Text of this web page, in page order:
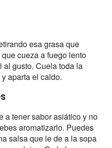
esa grasa que
cueza a fuego lento
al gusto. Cuela toda la
aparta el caldo.
a tener sabor asiático y no
aromatizarlo. Puedes
salsa que le de a la sopa